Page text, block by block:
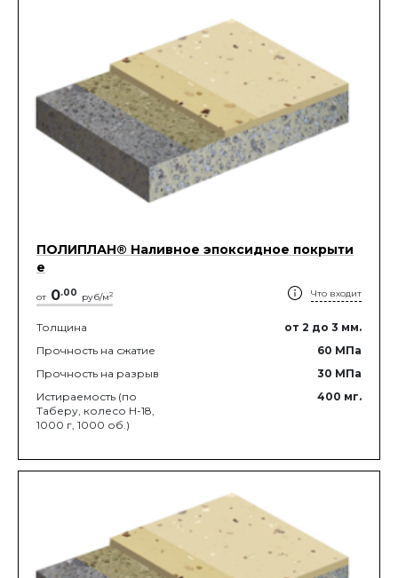
ПОЛИПЛАН® Наливное эпоксидное покрыти
е
от 0.00 руб/м2 Что входит
Толщина от 2 до 3 мм.
Прочность на сжатие
60 МПа
Прочность на разрыв
30 МПа
Истираемость (по
Таберу, колесо Н-18,
1000 г, 1000 об.)
400 мг.